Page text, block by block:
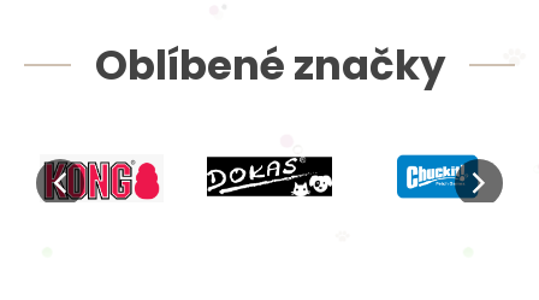
Oblíbené značky